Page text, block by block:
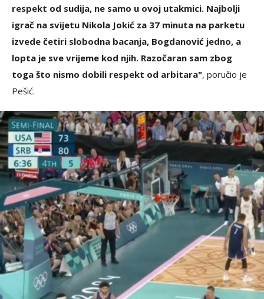
respekt od sudija, ne samo u ovoj utakmici. Najbolji
igrač na svijetu Nikola Jokić za 37 minuta na parketu
izvede četiri slobodna bacanja, Bogdanović jedno, a
lopta je sve vrijeme kod njih. Razočaran sam zbog
toga što nismo dobili respekt od arbitara", poručio je
Pešić.